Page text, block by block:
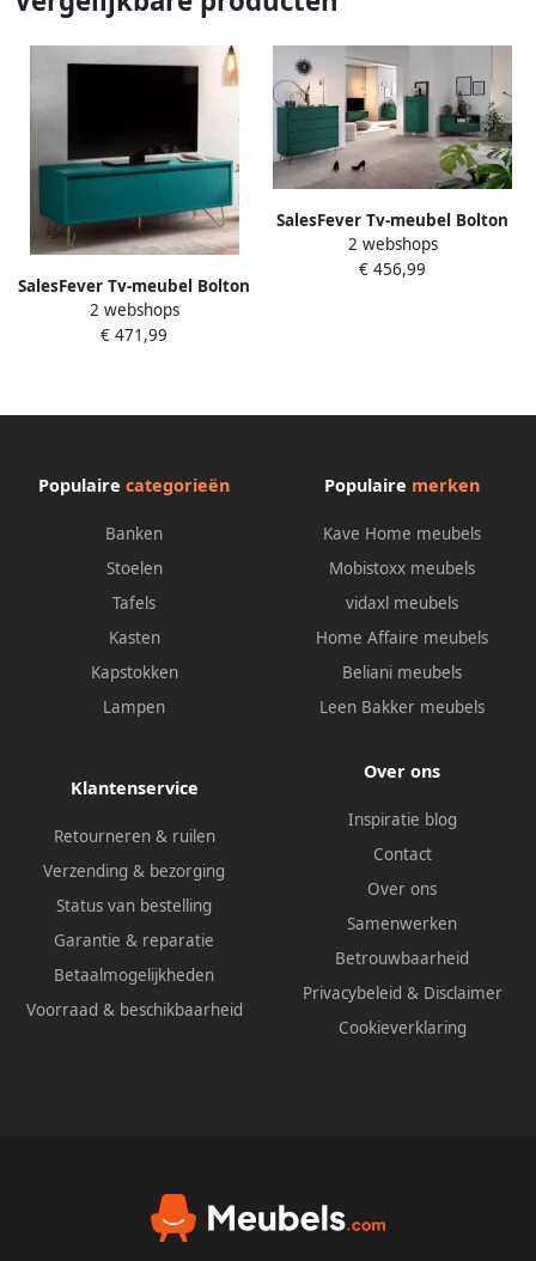
SalesFever Tv-meubel Bolton
TV-meubel in eenvoudige
elegantie
2 webshops
€ 471,99
SalesFever Tv-meubel Bolton
TV-meubel in eenvoudige
elegantie
2 webshops
€ 456,99
Populaire categorieën
Banken
Stoelen
Tafels
Kasten
Kapstokken
Lampen
Populaire merken
Kave Home meubels
Mobistoxx meubels
vidaxl meubels
Home Affaire meubels
Beliani meubels
Leen Bakker meubels
Klantenservice
Retourneren & ruilen
Verzending & bezorging
Status van bestelling
Garantie & reparatie
Betaalmogelijkheden
Voorraad & beschikbaarheid
Over ons
Inspiratie blog
Contact
Over ons
Samenwerken
Betrouwbaarheid
Privacybeleid & Disclaimer
Cookieverklaring